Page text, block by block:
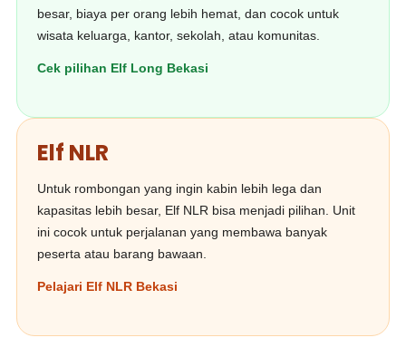
besar, biaya per orang lebih hemat, dan cocok untuk
wisata keluarga, kantor, sekolah, atau komunitas.
Cek pilihan Elf Long Bekasi
Elf NLR
Untuk rombongan yang ingin kabin lebih lega dan
kapasitas lebih besar, Elf NLR bisa menjadi pilihan. Unit
ini cocok untuk perjalanan yang membawa banyak
peserta atau barang bawaan.
Pelajari Elf NLR Bekasi